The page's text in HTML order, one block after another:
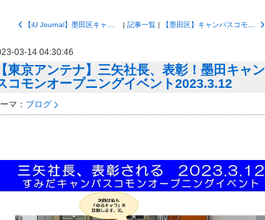
| 記事一覧 |
03-14 04:30:46
【東京アンテナ】三矢社長、表彰！墨田キャ
コモンオープニングイベント2023.3.12
マ： ブログ